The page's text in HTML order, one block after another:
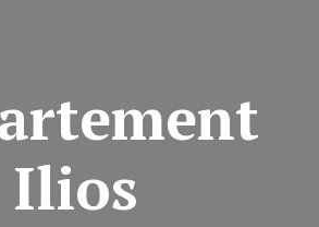
Ilios